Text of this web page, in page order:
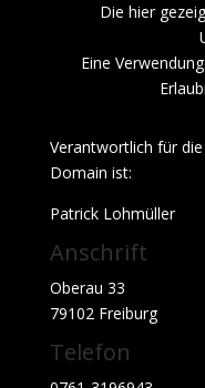
Die hier
Eine
Verantwortlich für
Domain ist:
Patrick Lohmüller
Anschrift
Oberau 33
79102 Freiburg
Telefon